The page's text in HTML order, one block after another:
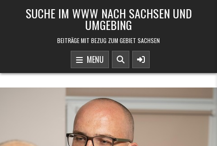
SUCHE IM WWW NACH SACHSEN UND
UMGEBING
BEITRÄGE MIT BEZUG ZUM GEBIET SACHSEN
MENU